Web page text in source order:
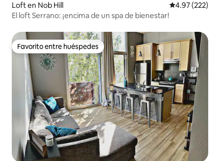
Loft en Nob Hill Calificación
4.97 (222)
El loft Serrano: ¡encima de un spa de bienestar!
Favorito entre huéspedes
Favorito entre huéspedes